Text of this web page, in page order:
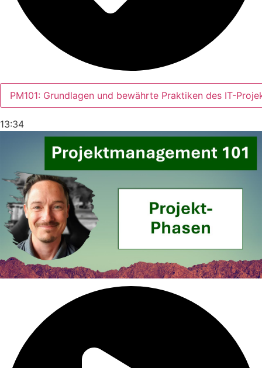
PM101: Grundlagen und bewährte Praktiken des IT-
13:34